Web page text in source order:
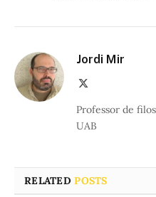
Jordi Mir
Professor de
UAB
RELATEDPOSTS